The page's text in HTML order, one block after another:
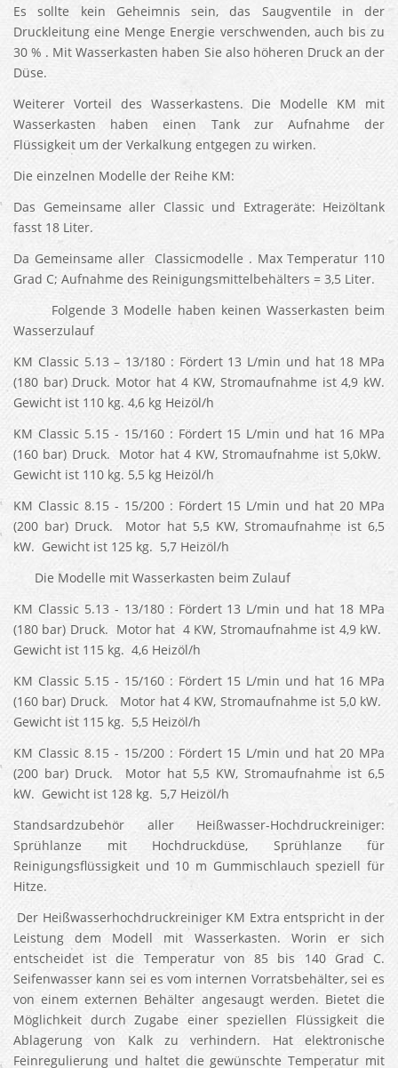
Es sollte kein Geheimnis sein, das Saugventile in der
Druckleitung eine Menge Energie verschwenden, auch bis zu
30 % . Mit Wasserkasten haben Sie also höheren Druck an der
Düse.
Weiterer Vorteil des Wasserkastens. Die Modelle KM mit
Wasserkasten haben einen Tank zur Aufnahme der
Flüssigkeit um der Verkalkung entgegen zu wirken.
Die einzelnen Modelle der Reihe KM:
Das Gemeinsame aller Classic und Extrageräte: Heizöltank
fasst 18 Liter.
Da Gemeinsame aller Classicmodelle . Max Temperatur 110
Grad C; Aufnahme des Reinigungsmittelbehälters = 3,5 Liter.
Folgende 3 Modelle haben keinen Wasserkasten beim
Wasserzulauf
KM Classic 5.13 – 13/180 : Fördert 13 L/min und hat 18 MPa
(180 bar) Druck. Motor hat 4 KW, Stromaufnahme ist 4,9 kW.
Gewicht ist 110 kg. 4,6 kg Heizöl/h
KM Classic 5.15 - 15/160 : Fördert 15 L/min und hat 16 MPa
(160 bar) Druck. Motor hat 4 KW, Stromaufnahme ist 5,0kW.
Gewicht ist 110 kg. 5,5 kg Heizöl/h
KM Classic 8.15 - 15/200 : Fördert 15 L/min und hat 20 MPa
(200 bar) Druck. Motor hat 5,5 KW, Stromaufnahme ist 6,5
kW. Gewicht ist 125 kg. 5,7 Heizöl/h
Die Modelle mit Wasserkasten beim Zulauf
KM Classic 5.13 - 13/180 : Fördert 13 L/min und hat 18 MPa
(180 bar) Druck. Motor hat 4 KW, Stromaufnahme ist 4,9 kW.
Gewicht ist 115 kg. 4,6 Heizöl/h
KM Classic 5.15 - 15/160 : Fördert 15 L/min und hat 16 MPa
(160 bar) Druck. Motor hat 4 KW, Stromaufnahme ist 5,0 kW.
Gewicht ist 115 kg. 5,5 Heizöl/h
KM Classic 8.15 - 15/200 : Fördert 15 L/min und hat 20 MPa
(200 bar) Druck. Motor hat 5,5 KW, Stromaufnahme ist 6,5
kW. Gewicht ist 128 kg. 5,7 Heizöl/h
Standsardzubehör aller Heißwasser-Hochdruckreiniger:
Sprühlanze mit Hochdruckdüse, Sprühlanze für
Reinigungsflüssigkeit und 10 m Gummischlauch speziell für
Hitze.
Der Heißwasserhochdruckreiniger KM Extra entspricht in der
Leistung dem Modell mit Wasserkasten. Worin er sich
entscheidet ist die Temperatur von 85 bis 140 Grad C.
Seifenwasser kann sei es vom internen Vorratsbehälter, sei es
von einem externen Behälter angesaugt werden. Bietet die
Möglichkeit durch Zugabe einer speziellen Flüssigkeit die
Ablagerung von Kalk zu verhindern. Hat elektronische
Feinregulierung und haltet die gewünschte Temperatur mit